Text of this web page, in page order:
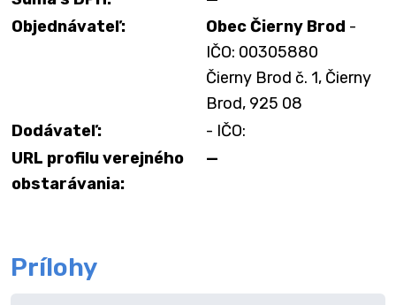
Objednávateľ:
Obec Čierny Brod -
IČO: 00305880
Čierny Brod č. 1, Čierny
Brod, 925 08
Dodávateľ:
- IČO:
URL profilu verejného
obstarávania:
—
Prílohy